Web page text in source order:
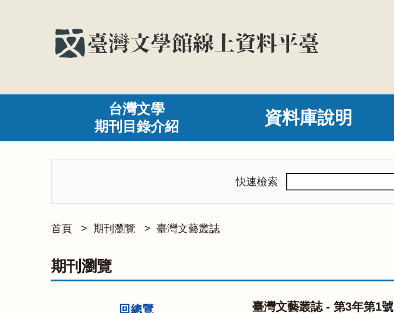
台灣文學
期刊目錄介紹
資料庫說明
快速檢索
首頁 > 期刊瀏覽 > 臺灣文藝叢誌
期刊瀏覽
回總覽 臺灣文藝叢誌 - 第3年第1號